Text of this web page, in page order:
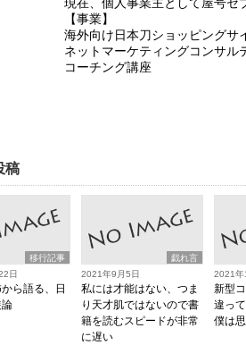
【事業】
海外向け日本刀ショッピングサ
ネットマーケティングコンサル
コーチング講座
稿
移行記事
日
ら語る、日
戯れ言
2021年9月5日
私には才能はない、つま
り天才肌ではないので書
籍を読むスピードが非常
に遅い
2021年
新型
違っ
僕は